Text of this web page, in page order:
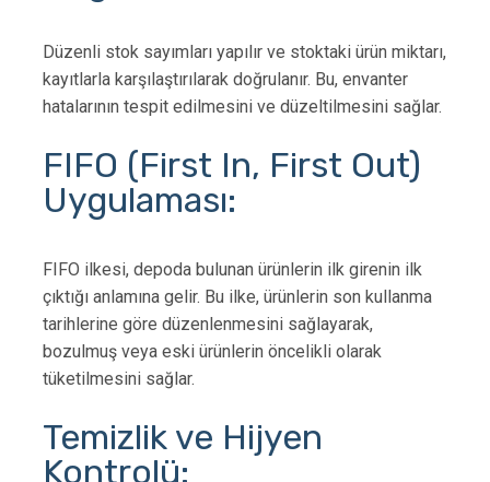
Düzenli stok sayımları yapılır ve stoktaki ürün miktarı,
kayıtlarla karşılaştırılarak doğrulanır. Bu, envanter
hatalarının tespit edilmesini ve düzeltilmesini sağlar.
FIFO (First In, First Out)
Uygulaması:
FIFO ilkesi, depoda bulunan ürünlerin ilk girenin ilk
çıktığı anlamına gelir. Bu ilke, ürünlerin son kullanma
tarihlerine göre düzenlenmesini sağlayarak,
bozulmuş veya eski ürünlerin öncelikli olarak
tüketilmesini sağlar.
Temizlik ve Hijyen
Kontrolü: